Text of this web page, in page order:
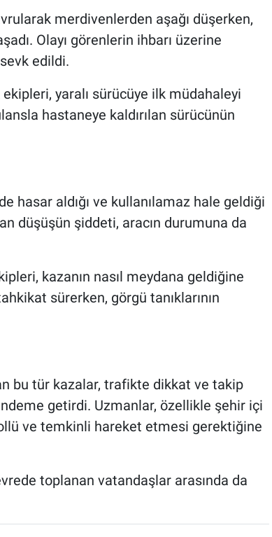
merdivenlerden aşağı düşerken,
Olayı görenlerin ihbarı üzerine
edildi.
yaralı sürücüye ilk müdahaleyi
hastaneye kaldırılan sürücünün
hasar aldığı ve kullanılamaz hale geldiği
düşüşün şiddeti, aracın durumuna da
kazanın nasıl meydana geldiğine
sürerken, görgü tanıklarının
bu tür kazalar, trafikte dikkat ve takip
getirdi. Uzmanlar, özellikle şehir içi
ve temkinli hareket etmesi gerektiğine
toplanan vatandaşlar arasında da